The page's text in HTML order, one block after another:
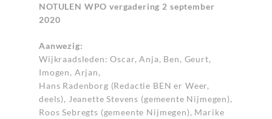
NOTULEN WPO vergadering 2 september
2020
Aanwezig:
Wijkraadsleden: Oscar, Anja, Ben, Geurt,
Imogen, Arjan,
Hans Radenborg (Redactie BEN er Weer,
deels), Jeanette Stevens (gemeente Nijmegen),
Roos Sebregts (gemeente Nijmegen), Marike